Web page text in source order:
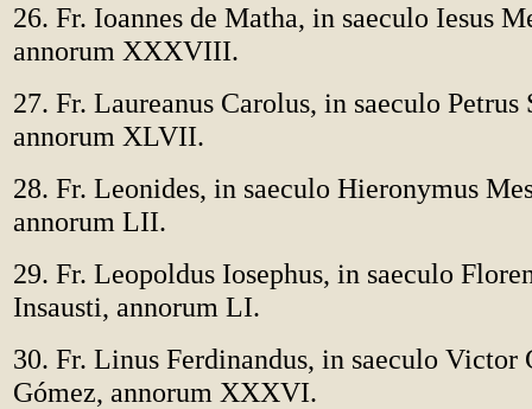
26. Fr. Ioannes de Matha, in saeculo Iesus
annorum XXXVIII.
27. Fr. Laureanus Carolus, in saeculo Petrus
annorum XLVII.
28. Fr. Leonides, in saeculo Hieronymus
annorum LII.
29. Fr. Leopoldus Iosephus, in saeculo
Insausti, annorum LI.
30. Fr. Linus Ferdinandus, in saeculo Victor
Gómez, annorum XXXVI.